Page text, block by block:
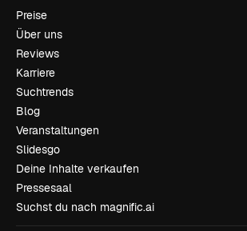
Preise
Über uns
Reviews
Karriere
Suchtrends
Blog
Veranstaltungen
Slidesgo
Deine Inhalte verkaufen
Pressesaal
Suchst du nach magnific.ai